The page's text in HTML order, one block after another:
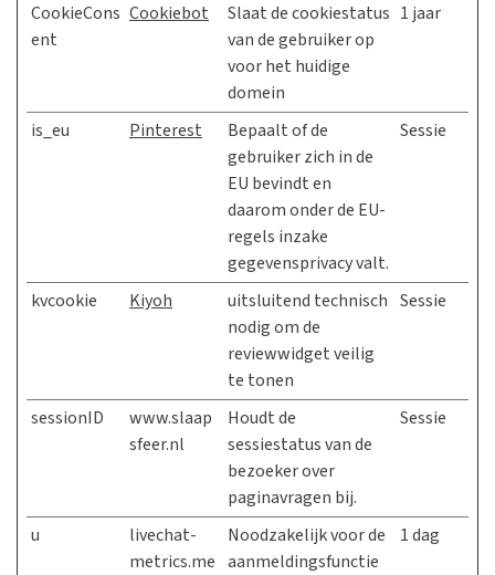
CookieCons
ent
Cookiebot
Slaat de cookiestatus
van de gebruiker op
voor het huidige
domein
1 jaar
is_eu Pinterest
Bepaalt of de
gebruiker zich in de
EU bevindt en
daarom onder de EU-
regels inzake
gegevensprivacy valt.
Sessie
kvcookie Kiyoh
uitsluitend technisch
nodig om de
reviewwidget veilig
te tonen
Sessie
sessionID
www.slaap
sfeer.nl
Houdt de
sessiestatus van de
bezoeker over
paginavragen bij.
Sessie
u
livechat-
metrics.me
Noodzakelijk voor de
aanmeldingsfunctie
1 dag